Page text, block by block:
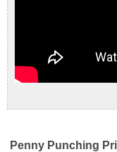
Penny Punching